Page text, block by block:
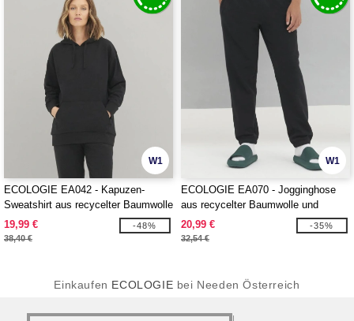
W1
ECOLOGIE EA042 - Kapuzen-
Sweatshirt aus recycelter Baumwolle
und Polyester
19,99 €
38,40 €
-48%
W1
ECOLOGIE EA070 - Jogginghose
aus recycelter Baumwolle und
Polyester
20,99 €
32,54 €
-35%
Einkaufen ECOLOGIE bei Needen Österreich